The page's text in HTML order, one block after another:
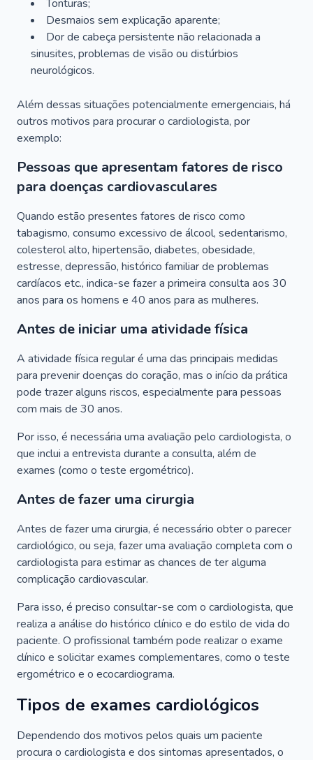
Tonturas;
Desmaios sem explicação aparente;
Dor de cabeça persistente não relacionada a
sinusites, problemas de visão ou distúrbios
neurológicos.
Além dessas situações potencialmente emergenciais, há
outros motivos para procurar o cardiologista, por
exemplo:
Pessoas que apresentam fatores de risco
para doenças cardiovasculares
Quando estão presentes fatores de risco como
tabagismo, consumo excessivo de álcool, sedentarismo,
colesterol alto, hipertensão, diabetes, obesidade,
estresse, depressão, histórico familiar de problemas
cardíacos etc., indica-se fazer a primeira consulta aos 30
anos para os homens e 40 anos para as mulheres.
Antes de iniciar uma atividade física
A atividade física regular é uma das principais medidas
para prevenir doenças do coração, mas o início da prática
pode trazer alguns riscos, especialmente para pessoas
com mais de 30 anos.
Por isso, é necessária uma avaliação pelo cardiologista, o
que inclui a entrevista durante a consulta, além de
exames (como o teste ergométrico).
Antes de fazer uma cirurgia
Antes de fazer uma cirurgia, é necessário obter o parecer
cardiológico, ou seja, fazer uma avaliação completa com o
cardiologista para estimar as chances de ter alguma
complicação cardiovascular.
Para isso, é preciso consultar-se com o cardiologista, que
realiza a análise do histórico clínico e do estilo de vida do
paciente. O profissional também pode realizar o exame
clínico e solicitar exames complementares, como o teste
ergométrico e o ecocardiograma.
Tipos de exames cardiológicos
Dependendo dos motivos pelos quais um paciente
procura o cardiologista e dos sintomas apresentados, o